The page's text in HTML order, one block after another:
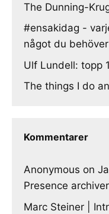
The Dunning-
#ensakidag -
något du
Ulf Lundell: topp
The things I do
Kommentarer
Anonymous on
Presence archiver
Marc Steiner |